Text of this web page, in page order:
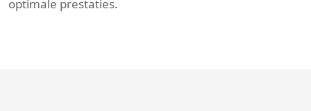
optimale prestaties.